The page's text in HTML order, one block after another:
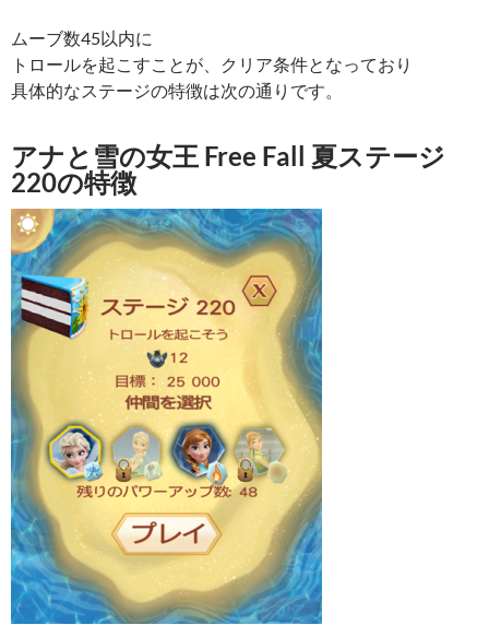
ムーブ数45以内に
トロールを起こすことが、クリア条件となっており
具体的なステージの特徴は次の通りです。
アナと雪の女王 Free Fall 夏ステージ
220の特徴